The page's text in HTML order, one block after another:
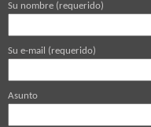
Su nombre (requerido)
Su e-mail (requerido)
Asunto